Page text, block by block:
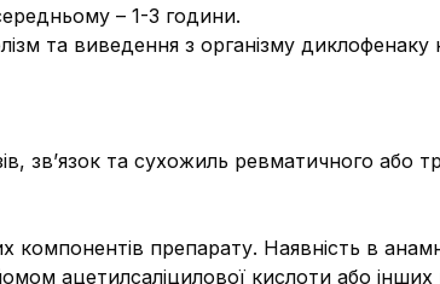
– 1-3 години.
та виведення з організму
зв’язок та сухожиль ревматичного або
препарату. Наявність в
ацетилсаліцилової кислоти або